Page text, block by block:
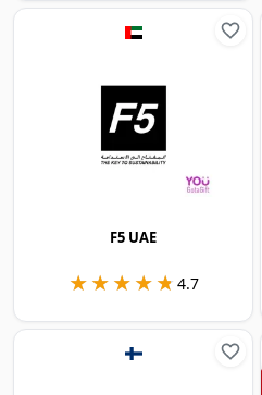
F5 UAE
★★★★★
★★★★★ 4.7